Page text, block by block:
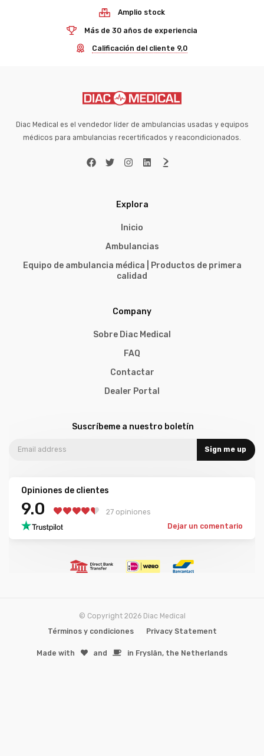
Amplio stock
Más de 30 años de experiencia
Calificación del cliente 9,0
Diac Medical es el vendedor líder de ambulancias usadas y equipos
médicos para ambulancias recertificados y reacondicionados.
Explora
Inicio
Ambulancias
Equipo de ambulancia médica | Productos de primera
calidad
Company
Sobre Diac Medical
FAQ
Contactar
Dealer Portal
Suscríbeme a nuestro boletín
Sign me up
Opiniones de clientes
9.0
27 opiniones
Dejar un comentario
© Copyright 2026 Diac Medical
Términos y condiciones
Privacy Statement
Made with ️and in Fryslân, the Netherlands